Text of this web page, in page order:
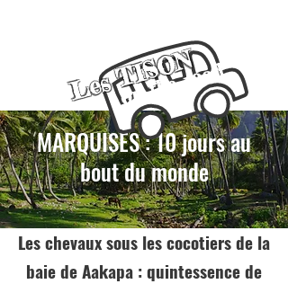
on the road
Les TISON
MARQUISES : 10 jours au
bout du monde
Les chevaux sous les cocotiers de la
baie de Aakapa : quintessence de